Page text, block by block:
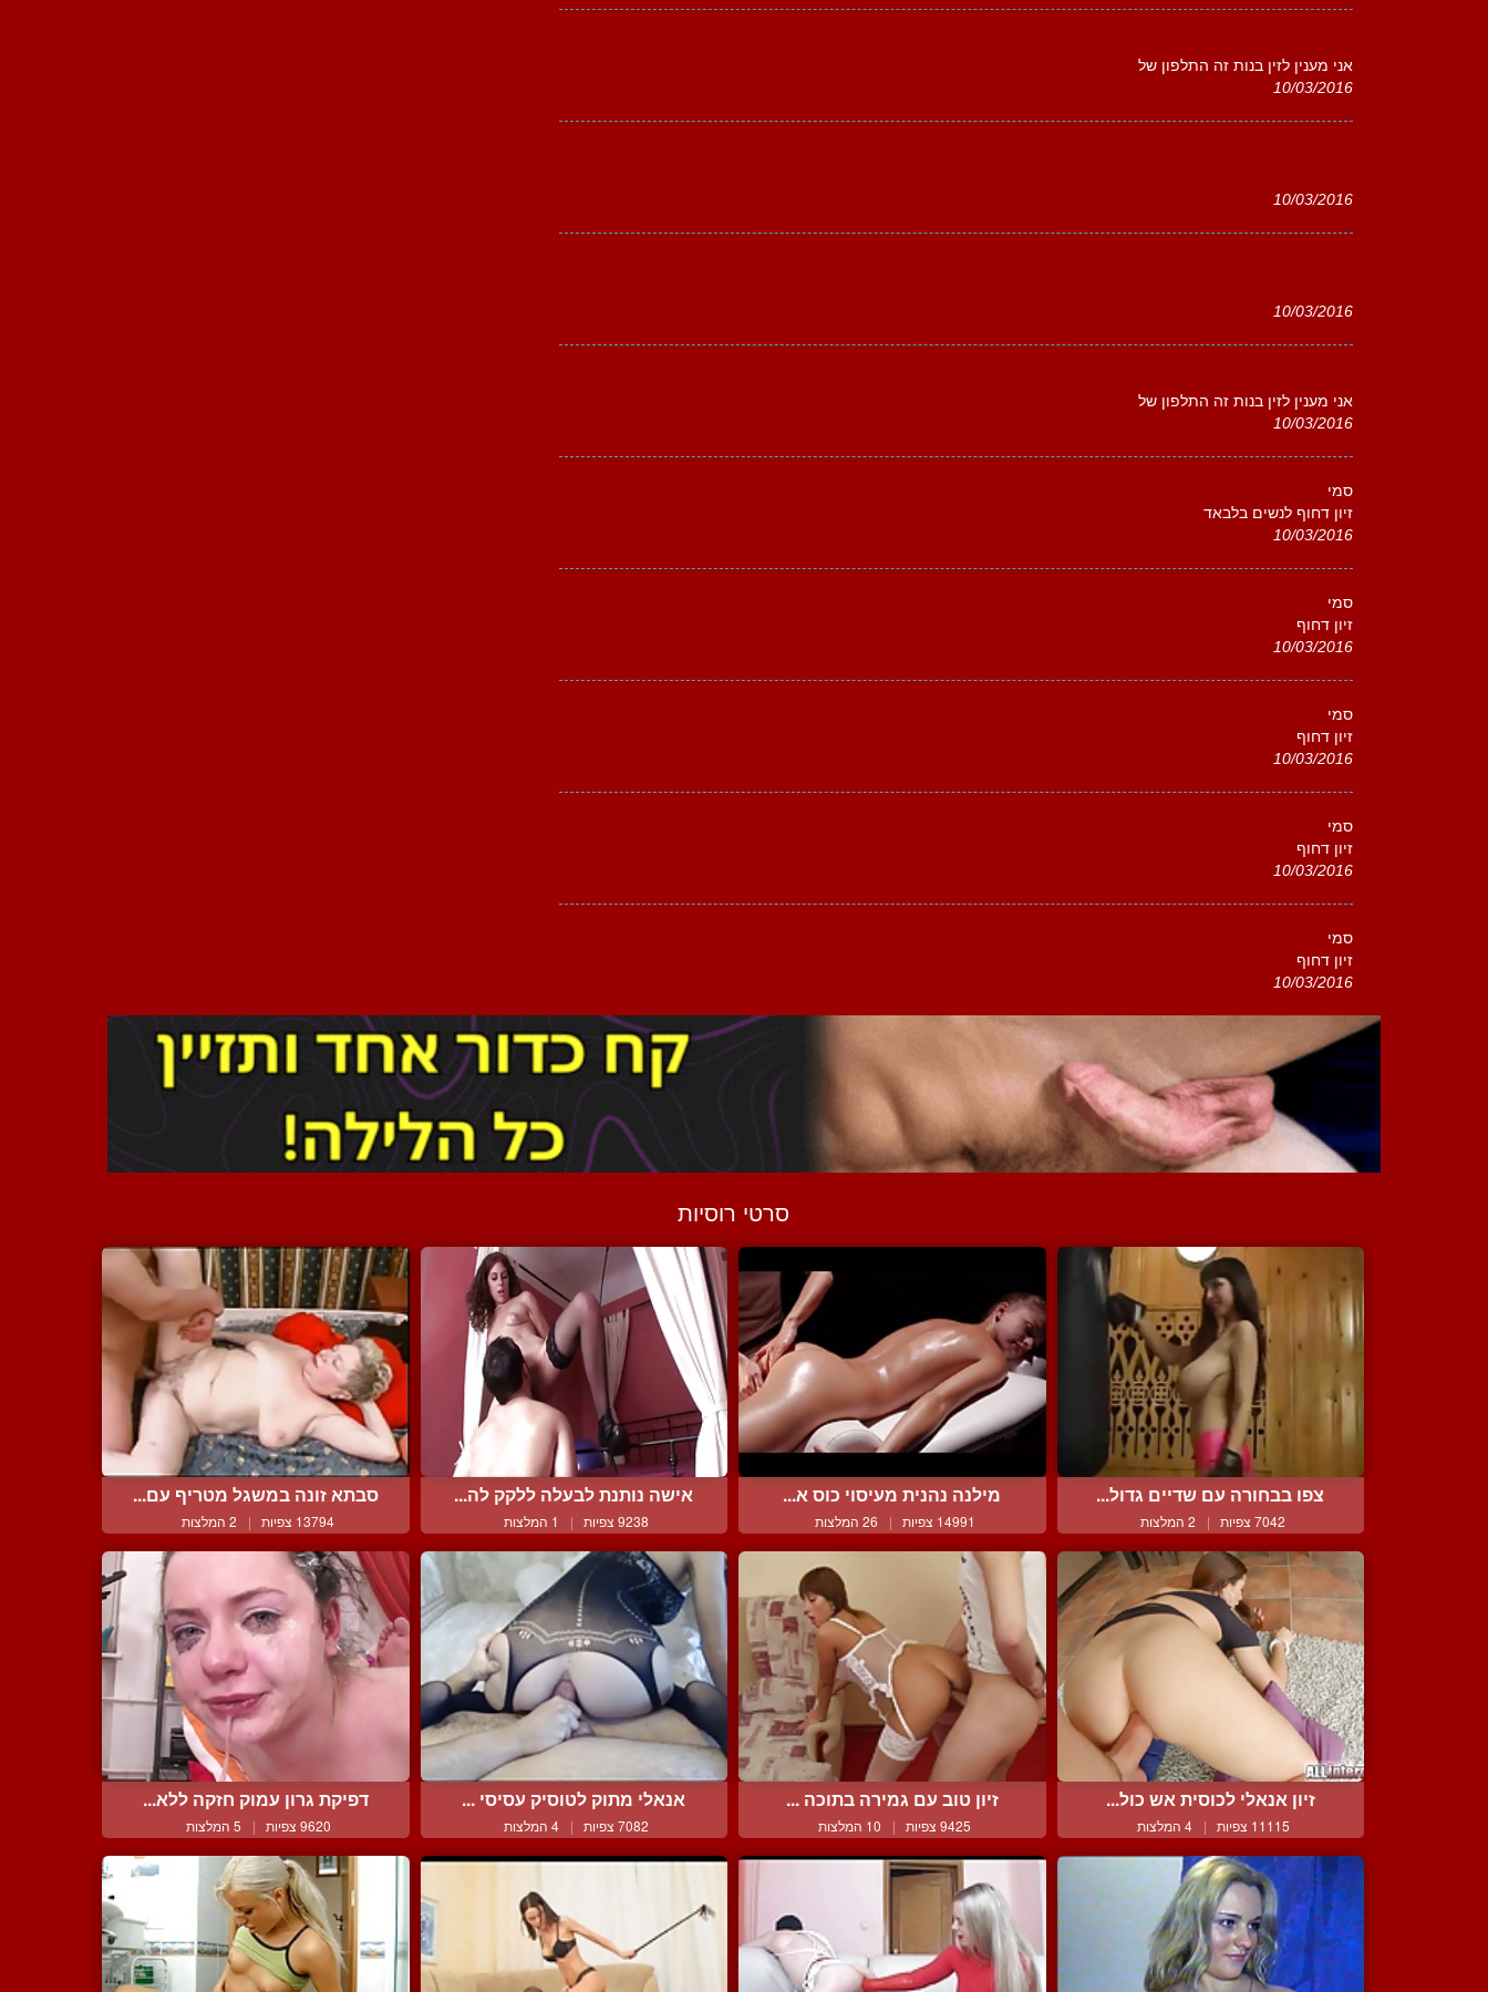
אני מענין לזין בנות זה התלפון של
10/03/2016
10/03/2016
10/03/2016
אני מענין לזין בנות זה התלפון של
10/03/2016
סמי
זיון דחוף לנשים בלבאד
10/03/2016
סמי
זיון דחוף
10/03/2016
סמי
זיון דחוף
10/03/2016
סמי
זיון דחוף
10/03/2016
סמי
זיון דחוף
10/03/2016
סרטי רוסיות
צפו בבחורה עם שדיים גדול...
7042 צפיות | 2 המלצות
מילנה נהנית מעיסוי כוס א...
14991 צפיות | 26 המלצות
אישה נותנת לבעלה ללקק לה...
9238 צפיות | 1 המלצות
סבתא זונה במשגל מטריף עם...
13794 צפיות | 2 המלצות
זיון אנאלי לכוסית אש כול...
11115 צפיות | 4 המלצות
זיון טוב עם גמירה בתוכה ...
9425 צפיות | 10 המלצות
אנאלי מתוק לטוסיק עסיסי ...
7082 צפיות | 4 המלצות
דפיקת גרון עמוק חזקה ללא...
9620 צפיות | 5 המלצות